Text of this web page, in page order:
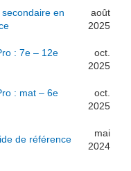
en
août
2025
: 7e – 12e
oct.
2025
: mat – 6e
oct.
2025
de référence
mai
2024